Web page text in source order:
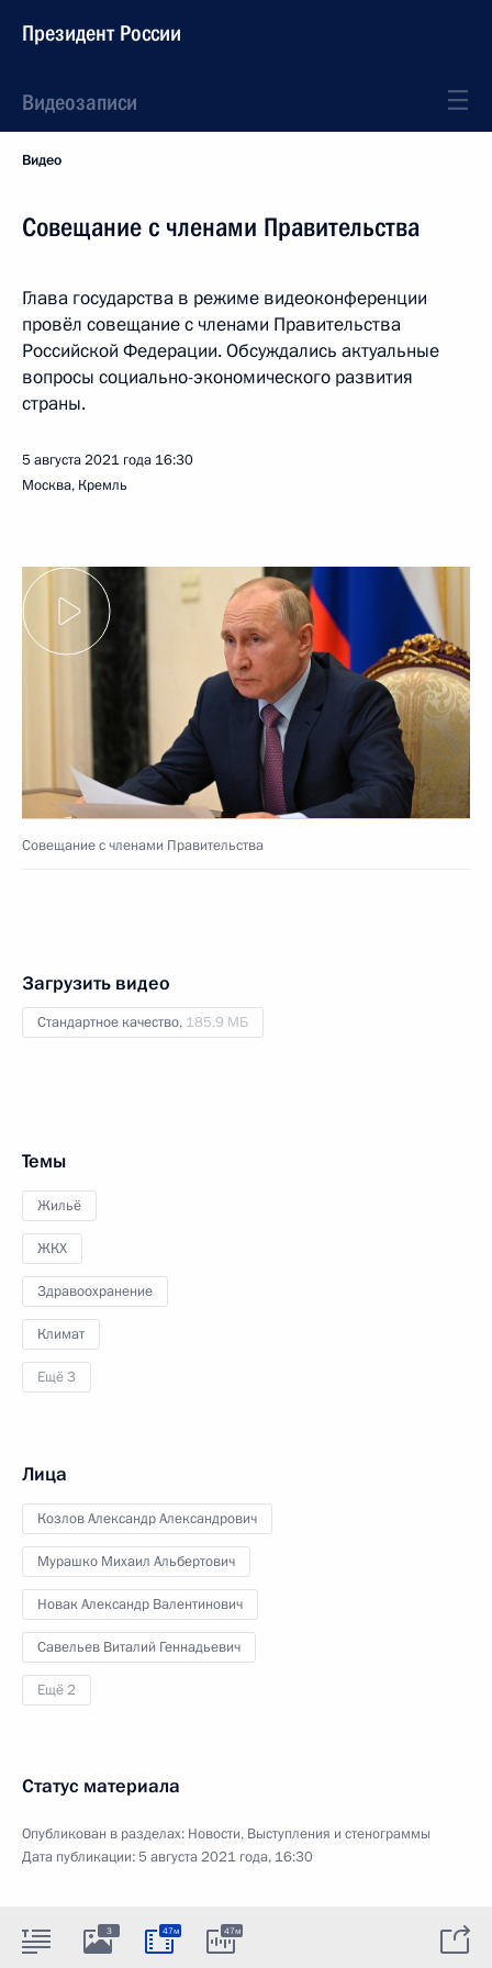
Президент России
Видеозаписи
Видео
Совещание с членами Правительства
Глава государства в режиме видеоконференции
провёл совещание с членами Правительства
Российской Федерации. Обсуждались актуальные
вопросы социально-экономического развития
страны.
5 августа 2021 года 16:30
Москва, Кремль
Совещание с членами Правительства
Загрузить видео
Стандартное качество, 185.9 МБ
Темы
Жильё
ЖКХ
Здравоохранение
Климат
Ещё 3
Лица
Козлов Александр Александрович
Мурашко Михаил Альбертович
Новак Александр Валентинович
Савельев Виталий Геннадьевич
Ещё 2
Статус материала
Опубликован в разделах: Новости, Выступления и стенограммы
Дата публикации:5 августа 2021 года, 16:30
3 47м 47м